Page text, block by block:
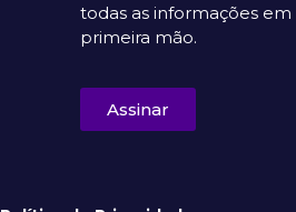
todas as informações em
primeira mão.
Assinar